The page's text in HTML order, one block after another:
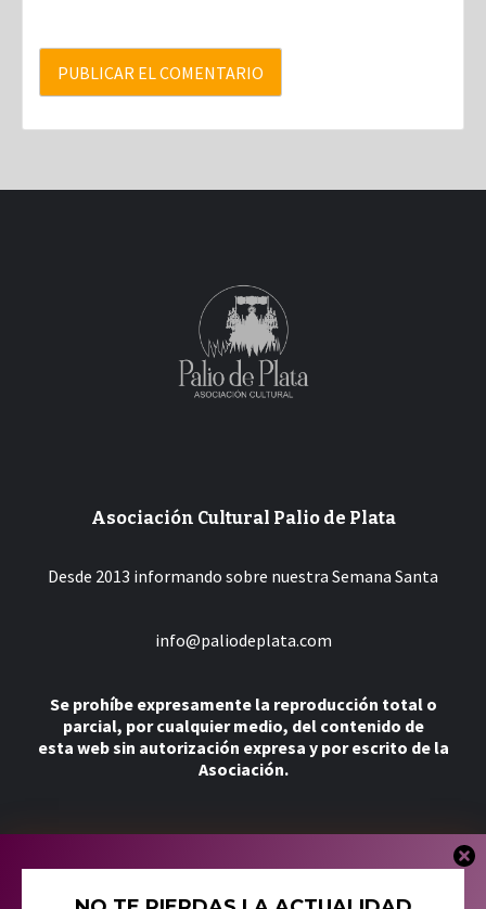
Asociación Cultural Palio de Plata
Desde 2013 informando sobre nuestra Semana Santa
info@paliodeplata.com
Se prohíbe expresamente la reproducción total o
parcial, por cualquier medio, del contenido de
esta web sin autorización expresa y por escrito de la
Asociación.